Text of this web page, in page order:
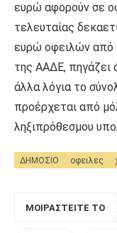
ευρώ αφορούν σε
τελευταίας
ευρώ οφειλών από
της ΑΑΔΕ,
άλλα λόγια το
προέρχεται από
ληξιπρόθεσμου
ΔΗΜΟΣΙΟ οφειλες
ΜΟΙΡΑΣΤΕΊΤΕ ΤΟ